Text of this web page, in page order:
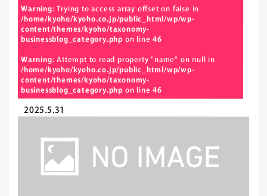
Warning: Trying to access array offset on false in
/home/kyoho/kyoho.co.jp/public_html/wp/wp-
content/themes/kyoho/taxonomy-
businessblog_category.php on line46
Warning: Attempt to read property "name" on null in
/home/kyoho/kyoho.co.jp/public_html/wp/wp-
content/themes/kyoho/taxonomy-
businessblog_category.php on line46
2025.5.31